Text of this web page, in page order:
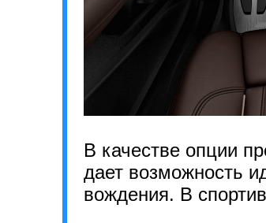
В качестве опции
дает возможность
вождения. В